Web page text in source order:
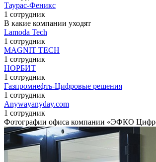
Таурас-Феникс
1 сотрудник
В какие компании уходят
Lamoda Tech
1 сотрудник
MAGNIT TECH
1 сотрудник
НОРБИТ
1 сотрудник
Газпромнефть-Цифровые решения
1 сотрудник
Anywayanyday.com
1 сотрудник
Фотографии офиса компании «ЭФКО